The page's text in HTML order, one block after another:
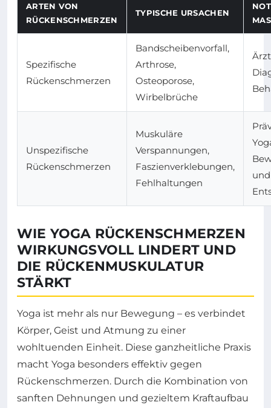
ARTEN VON
RÜCKENSCHMERZEN
TYPISCHE URSACHEN
Spezifische
Rückenschmerzen
Bandscheibenvorfall,
Arthrose,
Osteoporose,
Wirbelbrüche
Unspezifische
Rückenschmerzen
Muskuläre
Verspannungen,
Faszienverklebungen,
Fehlhaltungen
und
WIE YOGA RÜCKENSCHMERZEN
WIRKUNGSVOLL LINDERT UND
DIE RÜCKENMUSKULATUR
STÄRKT
Yoga ist mehr als nur Bewegung – es verbindet
Körper, Geist und Atmung zu einer
wohltuenden Einheit. Diese ganzheitliche Praxis
macht Yoga besonders effektiv gegen
Rückenschmerzen. Durch die Kombination von
sanften Dehnungen und gezieltem Kraftaufbau